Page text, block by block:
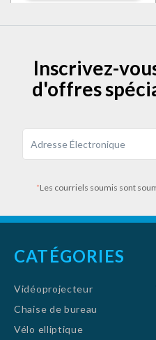
Inscrivez-
d'offres
*Les courriels soumis sont
CATÉGORIES
Vidéoprojecteur
Chaise de bureau
Vélo elliptique